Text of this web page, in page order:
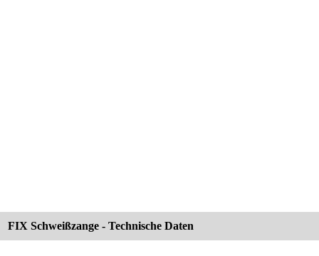
FIX Schweißzange - Technische Daten